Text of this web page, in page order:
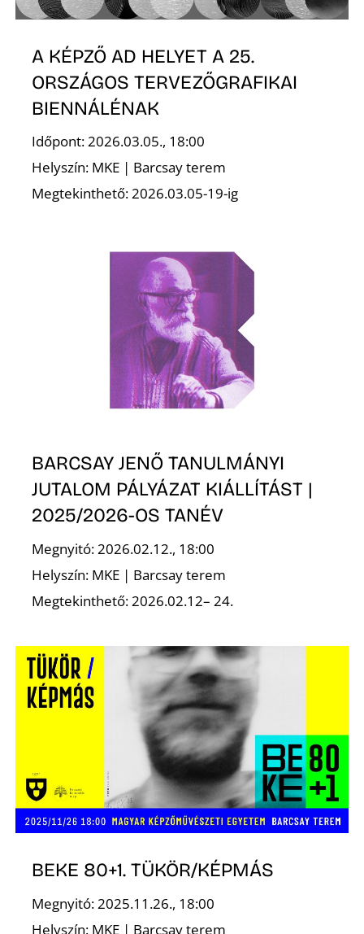
A KÉPZŐ AD HELYET A 25.
ORSZÁGOS TERVEZŐGRAFIKAI
BIENNÁLÉNAK
Időpont: 2026.03.05., 18:00
Helyszín: MKE | Barcsay terem
Megtekinthető: 2026.03.05-19-ig
BARCSAY JENŐ TANULMÁNYI
JUTALOM PÁLYÁZAT KIÁLLÍTÁST |
2025/2026-OS TANÉV
Megnyitó: 2026.02.12., 18:00
Helyszín: MKE | Barcsay terem
Megtekinthető: 2026.02.12– 24.
BEKE 80+1. TÜKÖR/KÉPMÁS
Megnyitó: 2025.11.26., 18:00
Helyszín: MKE | Barcsay terem